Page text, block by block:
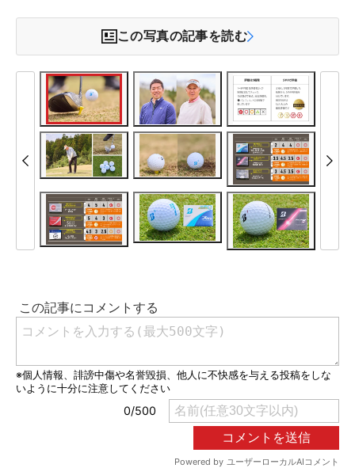
この写真の記事を読む